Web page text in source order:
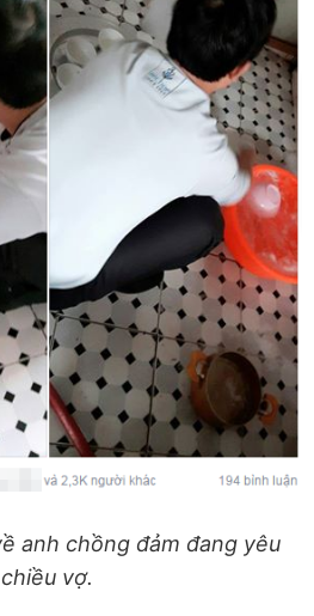
anh chồng đảm đang yêu
chiều vợ.